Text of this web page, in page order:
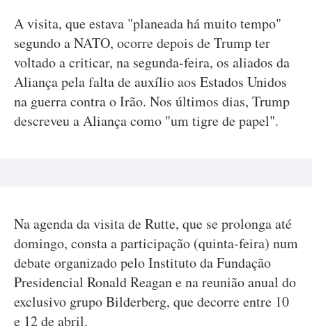
A visita, que estava "planeada há muito tempo"
segundo a NATO, ocorre depois de Trump ter
voltado a criticar, na segunda-feira, os aliados da
Aliança pela falta de auxílio aos Estados Unidos
na guerra contra o Irão. Nos últimos dias, Trump
descreveu a Aliança como "um tigre de papel".
Na agenda da visita de Rutte, que se prolonga até
domingo, consta a participação (quinta-feira) num
debate organizado pelo Instituto da Fundação
Presidencial Ronald Reagan e na reunião anual do
exclusivo grupo Bilderberg, que decorre entre 10
e 12 de abril.